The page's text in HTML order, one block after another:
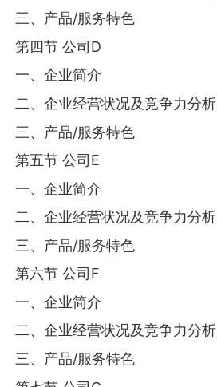
三、产品/服务特色
第四节 公司D
一、企业简介
二、企业经营状况及竞争力分析
三、产品/服务特色
第五节 公司E
一、企业简介
二、企业经营状况及竞争力分析
三、产品/服务特色
第六节 公司F
一、企业简介
二、企业经营状况及竞争力分析
三、产品/服务特色